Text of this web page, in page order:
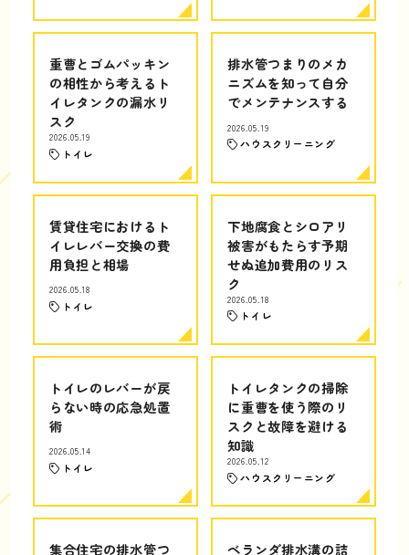
重曹とゴムパッキン
の相性から考えるト
イレタンクの漏水リ
スク
2026.05.19
トイレ
排水管つまりのメカ
ニズムを知って自分
でメンテナンスする
2026.05.19
ハウスクリーニング
賃貸住宅におけるト
イレレバー交換の費
用負担と相場
2026.05.18
トイレ
下地腐食とシロアリ
被害がもたらす予期
せぬ追加費用のリス
ク
2026.05.18
トイレ
トイレのレバーが戻
らない時の応急処置
術
2026.05.14
トイレ
トイレタンクの掃除
に重曹を使う際のリ
スクと故障を避ける
知識
2026.05.12
ハウスクリーニング
集合住宅の排水管つ ベランダ排水溝の詰